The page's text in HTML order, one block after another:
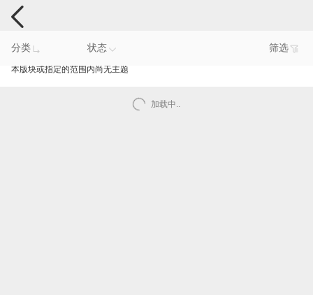
手机反馈
分类 状态 筛选
本版块或指定的范围内尚无主题
加载中..